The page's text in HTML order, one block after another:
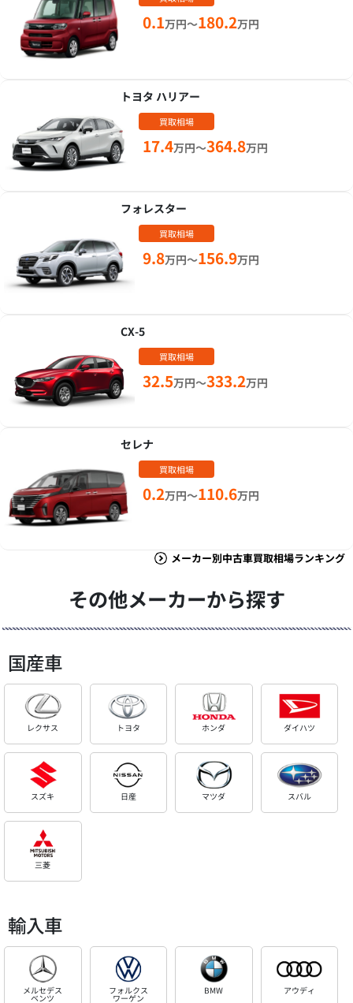
0.1万円～180.2万円
トヨタ ハリアー
買取相場
17.4万円～364.8万円
フォレスター
買取相場
9.8万円～156.9万円
CX-5
買取相場
32.5万円～333.2万円
セレナ
買取相場
0.2万円～110.6万円
メーカー別中古車買取相場ランキング
その他メーカーから探す
国産車
レクサス トヨタ ホンダ ダイハツ
スズキ 日産 マツダ スバル
三菱
輸入車
メルセデス
ベンツ
フォルクス
ワーゲン
BMW アウディ